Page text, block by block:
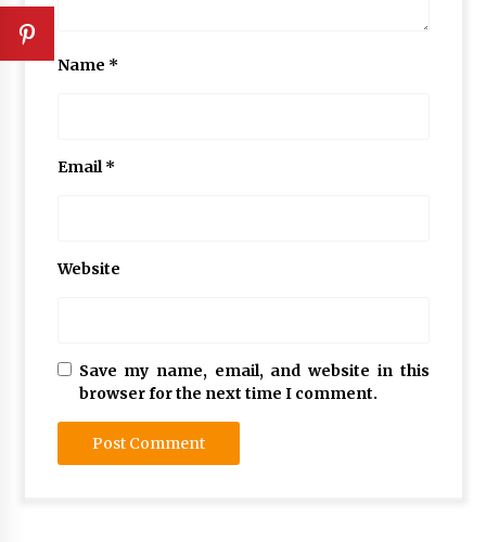
Name *
Email*
Website
Save my name, email, and website in this
browser for the next time I comment.